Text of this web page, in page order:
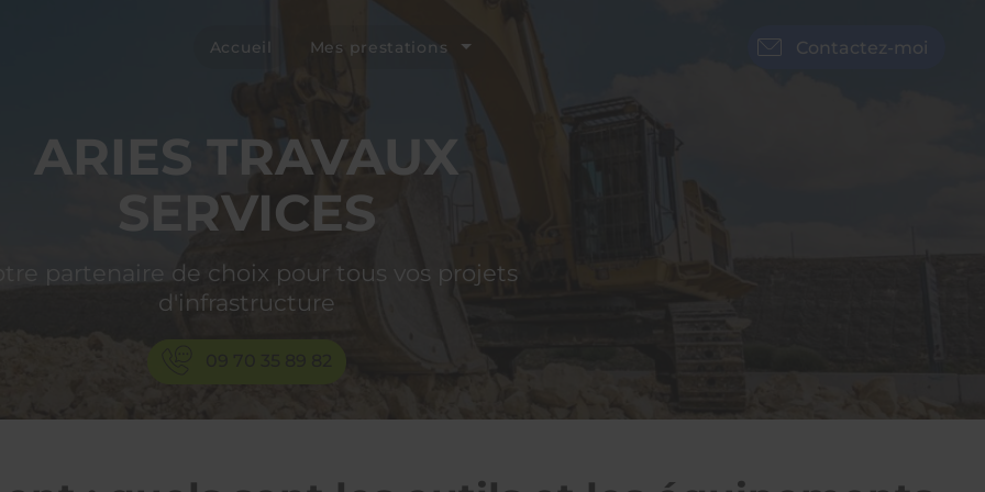
ARIES TRAVAUX
SERVICES
partenaire de choix pour tous vos projets
d'infrastructure
Accueil Mes prestations Contactez-moi